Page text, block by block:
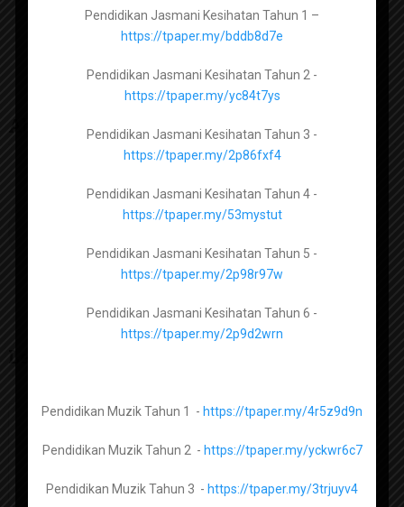
RPT Pendidikan Kesihatan tahun
About The Author
Leave a Reply
Pendidikan Jasmani Kesihatan Tingkatan 1 –
https://tpaper.my/yckn2nkz
Pendidikan Jasmani Kesihatan Tingkatan 2 –
https://tpaper.my/2p83a9py
Pendidikan Jasmani Kesihatan Tingkatan 3 –
https://tpaper.my/hytdx5tb
Pendidikan Jasmani Kesihatan Tingkatan 4 –
https://tpaper.my/2dt7mk2s
Pendidikan Jasmani Kesihatan Tingkatan 5 –
https://tpaper.my/2p9x26ar
Kimia Tingkatan 4 - https://tpaper.my/2p9hxt3r
https://tpaper.my/yc2vpktf
https://tpaper.my/25ybspez
Pendidikan Jasmani Kesihatan Tahun 1 –
https://tpaper.my/bddb8d7e
Pendidikan Jasmani Kesihatan Tahun 2 -
https://tpaper.my/yc84t7ys
Pendidikan Jasmani Kesihatan Tahun 3 -
https://tpaper.my/2p86fxf4
Pendidikan Jasmani Kesihatan Tahun 4 -
https://tpaper.my/53mystut
Pendidikan Jasmani Kesihatan Tahun 5 -
https://tpaper.my/2p98r97w
Pendidikan Jasmani Kesihatan Tahun 6 -
https://tpaper.my/2p9d2wrn
Pendidikan Muzik Tahun 1 - https://tpaper.my/4r5z9d9n
Pendidikan Muzik Tahun 2 - https://tpaper.my/yckwr6c7
Pendidikan Muzik Tahun 3 - https://tpaper.my/3trjuyv4